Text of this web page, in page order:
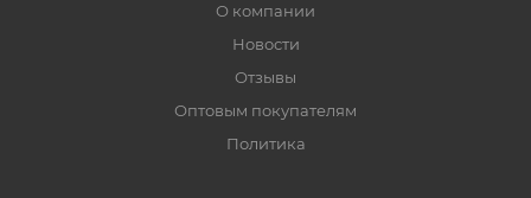
О компании
Новости
Отзывы
Оптовым покупателям
Политика